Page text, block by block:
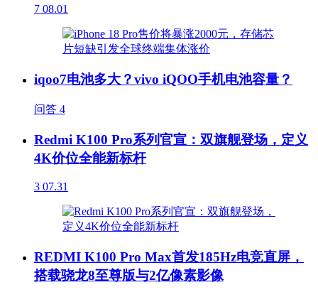
7 08.01
iqoo7电池多大？vivo iQOO手机电池容量？
问答 4
Redmi K100 Pro系列官宣：双旗舰登场，定义
4K价位全能新标杆
3 07.31
REDMI K100 Pro Max首发185Hz电竞直屏，
搭载骁龙8至尊版与2亿像素影像